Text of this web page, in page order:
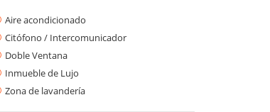
Aire acondicionado
Citófono / Intercomunicador
Doble Ventana
Inmueble de Lujo
Zona de lavandería